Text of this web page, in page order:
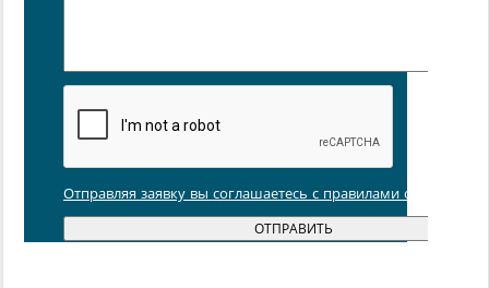
Отправляя заявку вы соглашаетесь с правилами обработки